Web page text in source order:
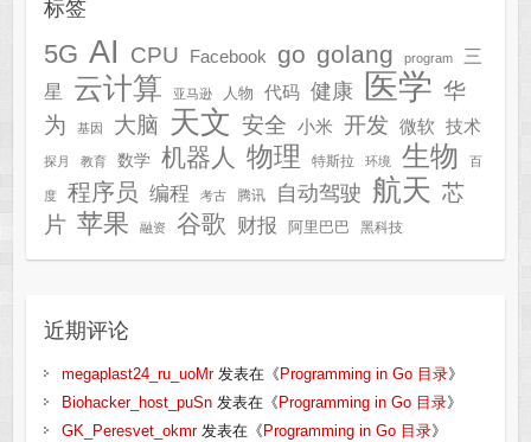
标签
5G AI CPU Facebook go golang program
三
星
云计算 亚马逊 人物 代码 健康 医学 华
为
基因 大脑 天文 安全 小米 开发 微软 技术
探月 教育 数学 机器人 物理 特斯拉 环境 生物 百
度 程序员 编程 考古 腾讯 自动驾驶 航天 芯
片 苹果 融资 谷歌 财报 阿里巴巴 黑科技
近期评论
megaplast24_ru_uoMr发表在《 Programming in Go 目录》
Biohacker_host_puSn发表在《 Programming in Go 目录》
GK_Peresvet_okmr发表在《 Programming in Go 目录》